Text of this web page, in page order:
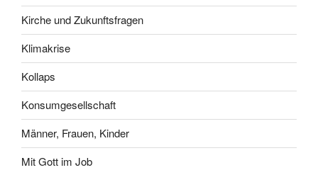
Kirche und Zukunftsfragen
Klimakrise
Kollaps
Konsumgesellschaft
Männer, Frauen, Kinder
Mit Gott im Job